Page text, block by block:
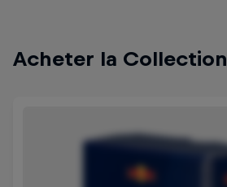
Acheter la Collection